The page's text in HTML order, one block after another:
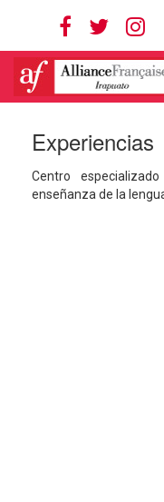
Experiencias
Centro
enseñanza de la